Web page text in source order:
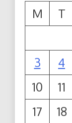
M
T
3
4
10
11
17
18